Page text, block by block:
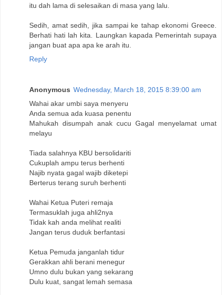
itu dah lama di selesaikan di masa yang lalu.
Sedih, amat sedih, jika sampai ke tahap ekonomi Greece.
Berhati hati lah kita. Laungkan kapada Pemerintah supaya
jangan buat apa apa ke arah itu.
Reply
Anonymous Wednesday, March 18, 2015 8:39:00 am
Wahai akar umbi saya menyeru
Anda semua ada kuasa penentu
Mahukah disumpah anak cucu Gagal menyelamat umat
melayu
Tiada salahnya KBU bersolidariti
Cukuplah ampu terus berhenti
Najib nyata gagal wajib diketepi
Berterus terang suruh berhenti
Wahai Ketua Puteri remaja
Termasuklah juga ahli2nya
Tidak kah anda melihat realiti
Jangan terus duduk berfantasi
Ketua Pemuda janganlah tidur
Gerakkan ahli berani menegur
Umno dulu bukan yang sekarang
Dulu kuat, sangat lemah semasa